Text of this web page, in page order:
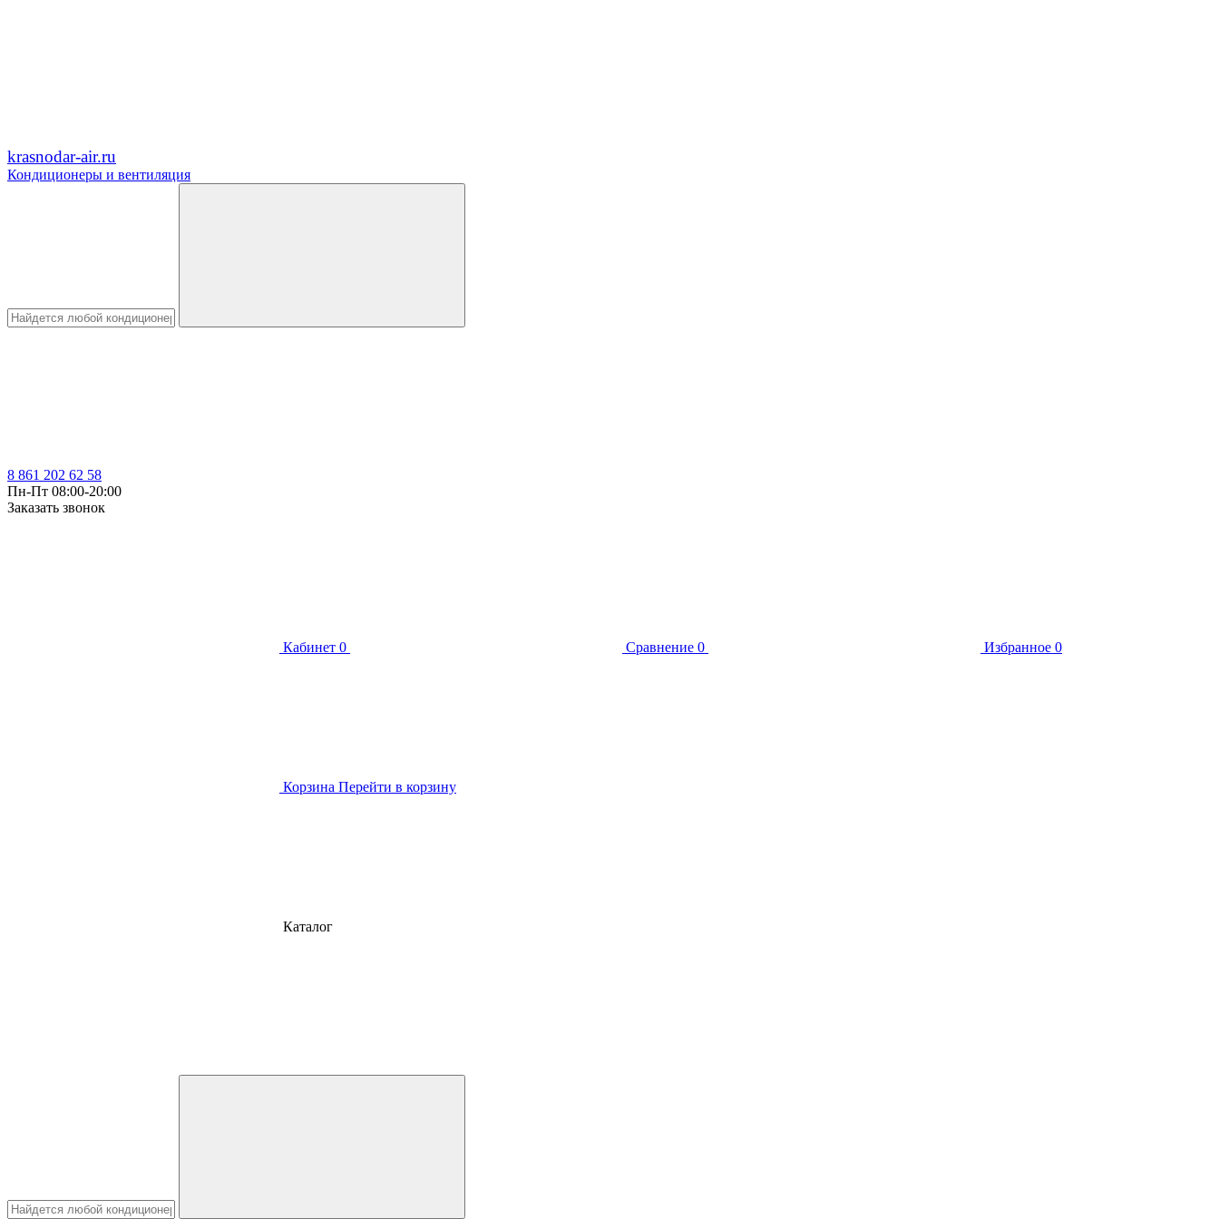
krasnodar-air.ru
Кондиционеры и вентиляция
8 861 202 62 58
Пн-Пт 08:00-20:00
Заказать звонок
Кабинет 0 Сравнение 0 Избранное 0
Корзина Перейти в корзину
Каталог